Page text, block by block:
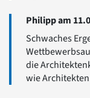
Philipp am
Schwaches
die
wie